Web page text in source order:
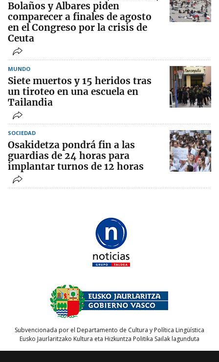
Bolaños y Albares piden
comparecer a finales de agosto
en el Congreso por la crisis de
Ceuta
MUNDO
Siete muertos y 15 heridos tras
un tiroteo en una escuela en
Tailandia
SOCIEDAD
Osakidetza pondrá fin a las
guardias de 24 horas para
implantar turnos de 12 horas
Subvencionada por el Departamento de Cultura y Política Lingüística
Eusko Jaurlaritzako Kultura eta Hizkuntza Politika Sailak lagunduta